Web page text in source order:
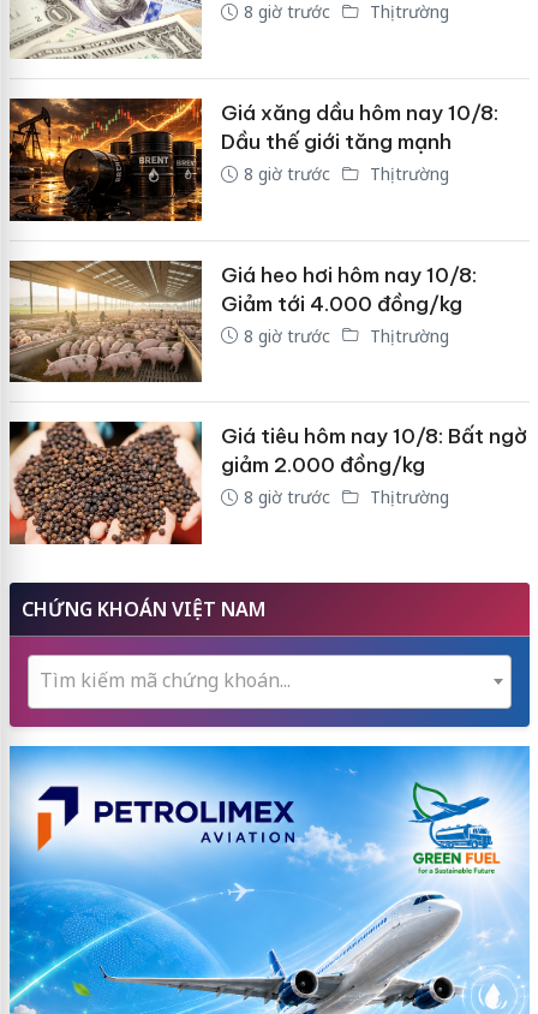
8 giờ trước Thị trường
Giá xăng dầu hôm nay 10/8:
Dầu thế giới tăng mạnh
8 giờ trước Thị trường
Giá heo hơi hôm nay 10/8:
Giảm tới 4.000 đồng/kg
8 giờ trước Thị trường
Giá tiêu hôm nay 10/8: Bất ngờ
giảm 2.000 đồng/kg
8 giờ trước Thị trường
CHỨNG KHOÁN VIỆT NAM
Tìm kiếm mã chứng khoán...